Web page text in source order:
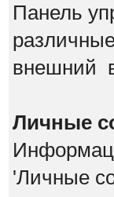
Панель
внешний
Личные
'Личные